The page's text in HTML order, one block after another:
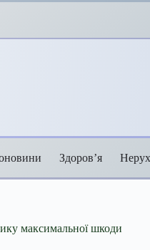
Здоров’я
максимальної шкоди